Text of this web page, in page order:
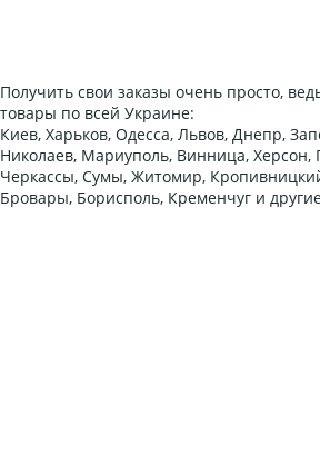
Получить свои заказы очень просто,
товары по всей Украине:
Киев, Харьков, Одесса, Львов, Днепр,
Николаев, Мариуполь, Винница, Херсон,
Черкассы, Сумы, Житомир,
Бровары, Борисполь, Кременчуг и